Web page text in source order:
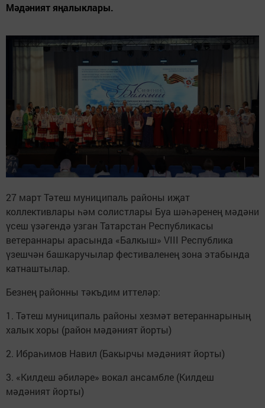
Мәдәният яңалыклары.
27 март Тәтеш муниципаль районы иҗат
коллективлары һәм солистлары Буа шәһәренең мәдәни
үсеш үзәгендә узган Татарстан Республикасы
ветераннары арасында «Балкыш» VIII Республика
үзешчән башкаручылар фестиваленең зона этабында
катнаштылар.
Безнең районны тәкъдим иттеләр:
1. Тәтеш муниципаль районы хезмәт ветераннарының
халык хоры (район мәдәният йорты)
2. Ибраһимов Навил (Бакырчы мәдәният йорты)
3. «Килдеш әбиләре» вокал ансамбле (Килдеш
мәдәният йорты)